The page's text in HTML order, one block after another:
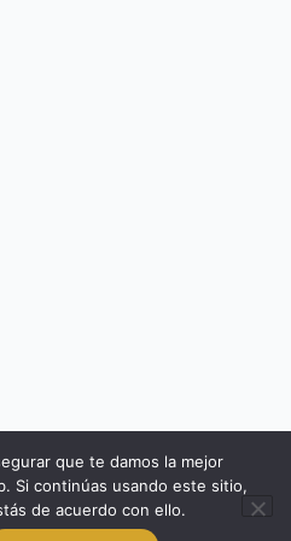
Caceres. Todos los
que te damos la mejor
Si continúas usando este sitio,
de acuerdo con ello.